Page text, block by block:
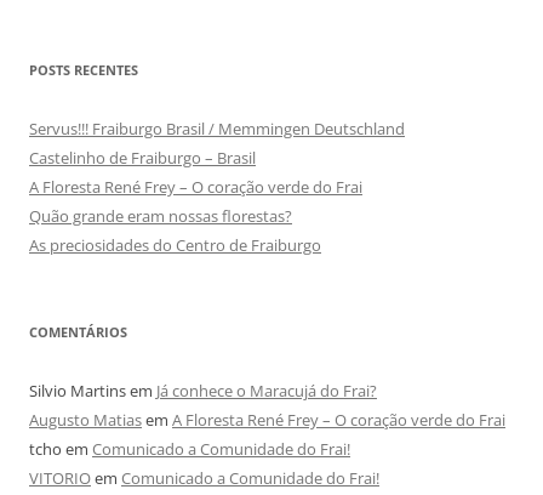
POSTS RECENTES
Servus!!! Fraiburgo Brasil / Memmingen Deutschland
Castelinho de Fraiburgo – Brasil
A Floresta René Frey – O coração verde do Frai
Quão grande eram nossas florestas?
As preciosidades do Centro de Fraiburgo
COMENTÁRIOS
Silvio Martinsem Já conhece o Maracujá do Frai?
Augusto Matiasem A Floresta René Frey – O coração verde do Frai
tcho em Comunicado a Comunidade do Frai!
VITORIOem Comunicado a Comunidade do Frai!